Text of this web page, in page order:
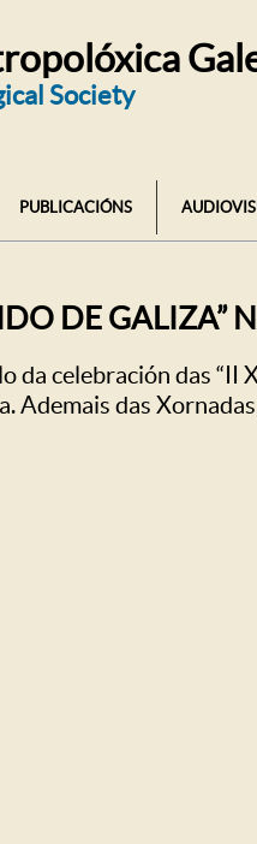
Society
PUBLICACIÓNS
DE GALIZA”
da celebración das
Ademais das